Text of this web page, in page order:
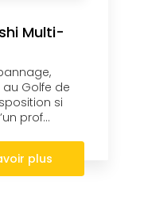
Multi-
Golfe de
si
prof...
plus